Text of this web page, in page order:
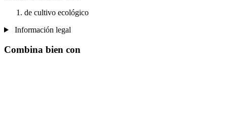
de cultivo ecológico
Información legal
Combina bien con